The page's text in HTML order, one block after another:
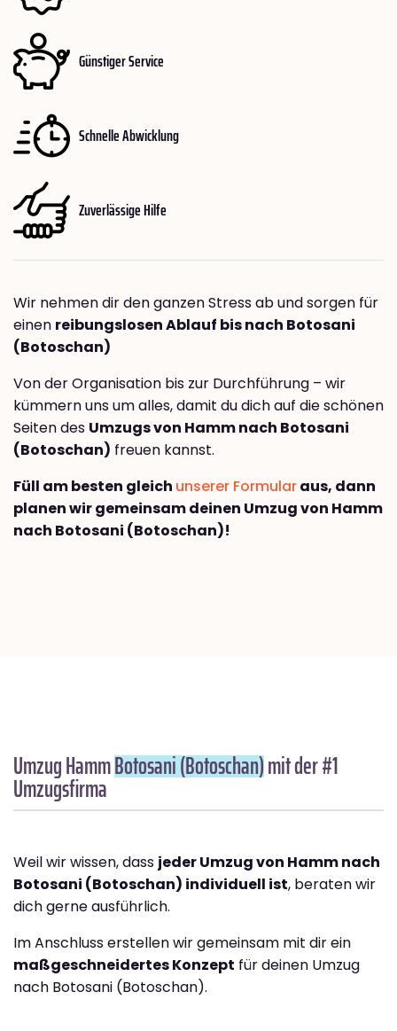
Günstiger Service
Schnelle Abwicklung
Zuverlässige Hilfe
Wir nehmen dir den ganzen Stress ab und sorgen für
einen reibungslosen Ablauf bis nach Botosani
(Botoschan)
Von der Organisation bis zur Durchführung – wir
kümmern uns um alles, damit du dich auf die schönen
Seiten des Umzugs von Hamm nach Botosani
(Botoschan) freuen kannst.
Füll am besten gleich unserer Formularaus, dann
planen wir gemeinsam deinen Umzug von Hamm
nach Botosani (Botoschan)!
Umzug HammBotosani (Botoschan)mit der #1
Umzugsfirma
Weil wir wissen, dass jeder Umzug von Hamm nach
Botosani (Botoschan) individuell ist, beraten wir
dich gerne ausführlich.
Im Anschluss erstellen wir gemeinsam mit dir ein
maßgeschneidertes Konzept für deinen Umzug
nach Botosani (Botoschan).